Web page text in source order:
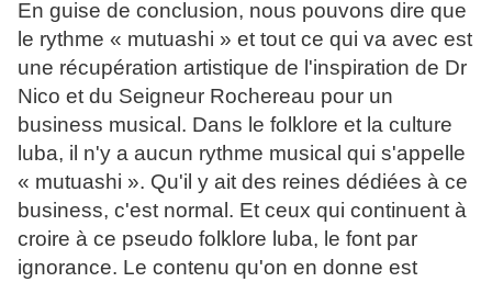
En guise de conclusion, nous pouvons dire que
le rythme « mutuashi » et tout ce qui va avec est
une récupération artistique de l'inspiration de Dr
Nico et du Seigneur Rochereau pour un
business musical. Dans le folklore et la culture
luba, il n'y a aucun rythme musical qui s'appelle
« mutuashi ». Qu'il y ait des reines dédiées à ce
business, c'est normal. Et ceux qui continuent à
croire à ce pseudo folklore luba, le font par
ignorance. Le contenu qu'on en donne est